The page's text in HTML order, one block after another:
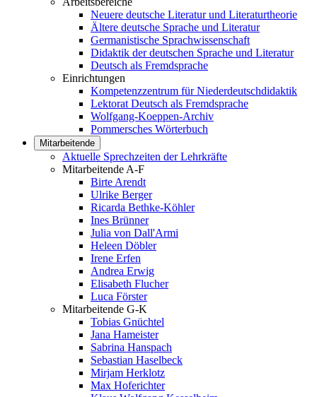
Neuere deutsche Literatur und Literaturtheorie
Ältere deutsche Sprache und Literatur
Germanistische Sprachwissenschaft
Didaktik der deutschen Sprache und Literatur
Deutsch als Fremdsprache
Einrichtungen
Kompetenzzentrum für Niederdeutschdidaktik
Lektorat Deutsch als Fremdsprache
Wolfgang-Koeppen-Archiv
Pommersches Wörterbuch
Mitarbeitende
Aktuelle Sprechzeiten der Lehrkräfte
Mitarbeitende A-F
Birte Arendt
Ulrike Berger
Ricarda Bethke-Köhler
Ines Brünner
Julia von Dall'Armi
Heleen Döbler
Irene Erfen
Andrea Erwig
Elisabeth Flucher
Luca Förster
Mitarbeitende G-K
Tobias Gnüchtel
Jana Hameister
Sabrina Hanspach
Sebastian Haselbeck
Mirjam Herklotz
Max Hoferichter